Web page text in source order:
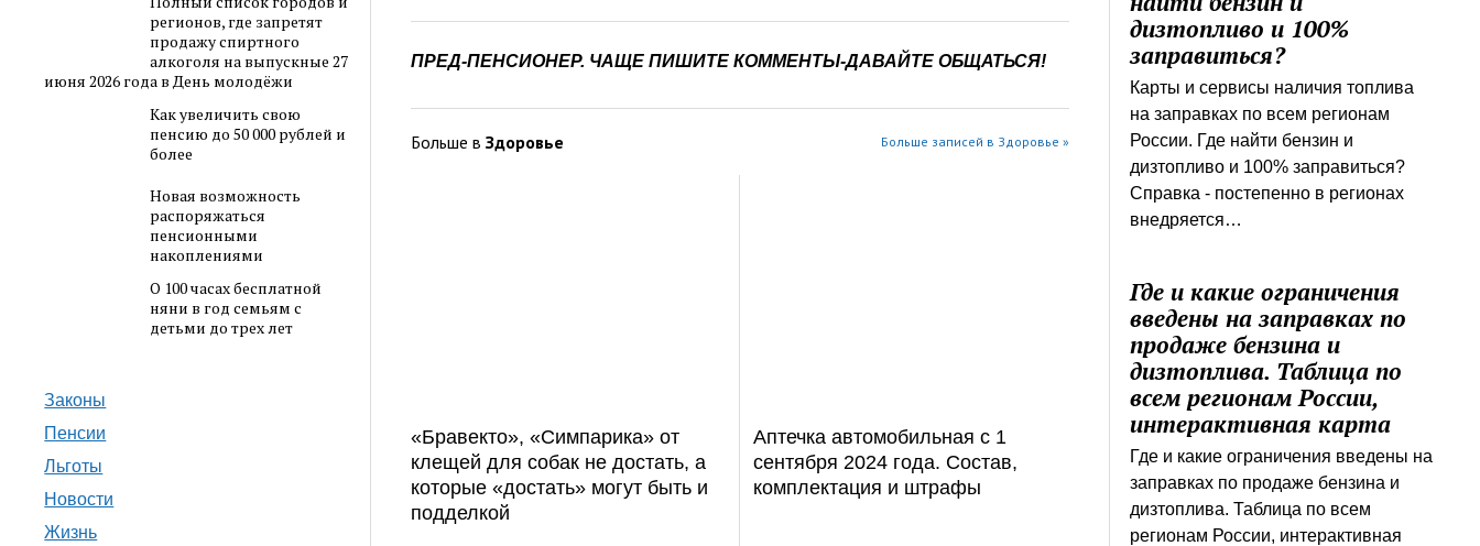
регионов, где запретят
продажу спиртного
алкоголя на выпускные 27
июня 2026 года в День молодёжи
Как увеличить свою
пенсию до 50 000 рублей и
более
Новая возможность
распоряжаться
пенсионными
накоплениями
О 100 часах бесплатной
няни в год семьям с
детьми до трех лет
Законы
Пенсии
Льготы
Новости
Жизнь
ПРЕД-ПЕНСИОНЕР. ЧАЩЕ ПИШИТЕ КОММЕНТЫ-ДАВАЙТЕ ОБЩАТЬСЯ!
Больше вЗдоровье Больше записей в Здоровье »
«Бравекто», «Симпарика» от
клещей для собак не достать, а
которые «достать» могут быть и
подделкой
Аптечка автомобильная с 1
сентября 2024 года. Состав,
комплектация и штрафы
дизтопливо и 100%
заправиться?
Карты и сервисы наличия топлива
на заправках по всем регионам
России. Где найти бензин и
дизтопливо и 100% заправиться?
Справка - постепенно в регионах
внедряется…
Где и какие ограничения
введены на заправках по
продаже бензина и
дизтоплива. Таблица по
всем регионам России,
интерактивная карта
Где и какие ограничения введены на
заправках по продаже бензина и
дизтоплива. Таблица по всем
регионам России, интерактивная